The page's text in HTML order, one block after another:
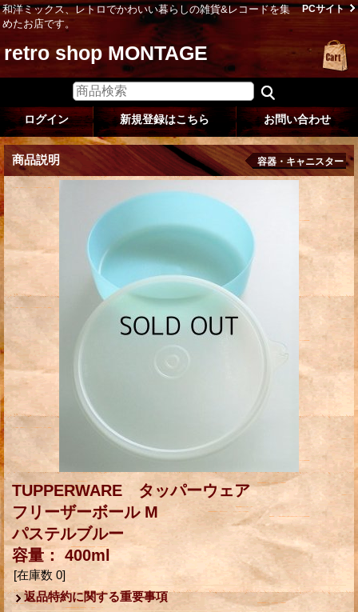
和洋ミックス、レトロでかわいい暮らしの雑貨&レコードを集
めたお店です。
PCサイト
retro shop MONTAGE
ログイン 新規登録はこちら お問い合わせ
商品説明 容器・キャニスター
TUPPERWARE タッパーウェア
フリーザーボール M
パステルブルー
容量： 400ml
[在庫数 0]
返品特約に関する重要事項